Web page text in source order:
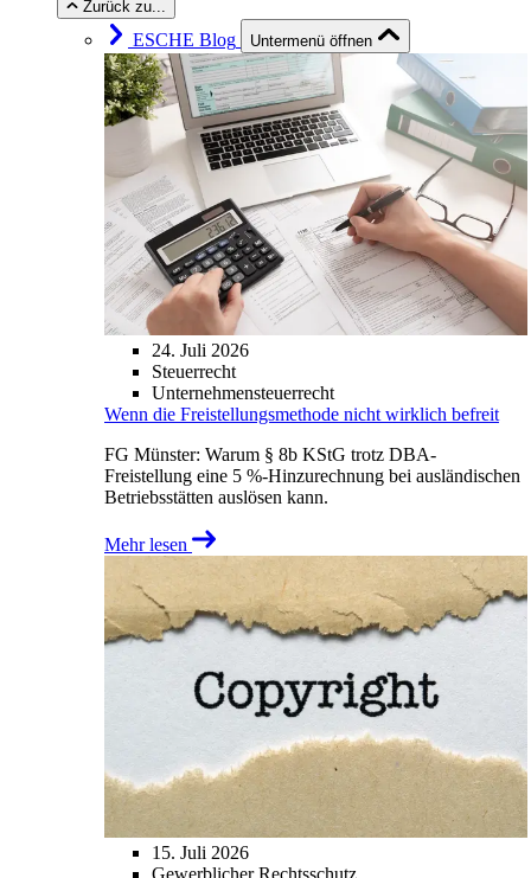
Zurück zu...
ESCHE Blog Untermenü öffnen
24. Juli 2026
Steuerrecht
Unternehmensteuerrecht
Wenn die Freistellungsmethode nicht wirklich befreit
FG Münster: Warum § 8b KStG trotz DBA-
Freistellung eine 5 %-Hinzurechnung bei ausländischen
Betriebsstätten auslösen kann.
Mehr lesen
15. Juli 2026
Gewerblicher Rechtsschutz